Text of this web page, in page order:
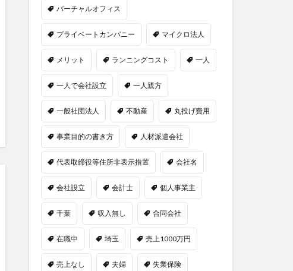
バーチャルオフィス
プライベートカンパニー マイクロ法人
メリット ランニングコスト 一人
一人で会社設立 一人親方
一般社団法人 不動産 丸投げ費用
事業目的の書き方 人材派遣会社
代表取締役等住所非表示措置 会社名
会社設立 会計士 個人事業主
千葉 収入無し 合同会社
在職中 埼玉 売上1000万円
売上なし 夫婦 失業保険